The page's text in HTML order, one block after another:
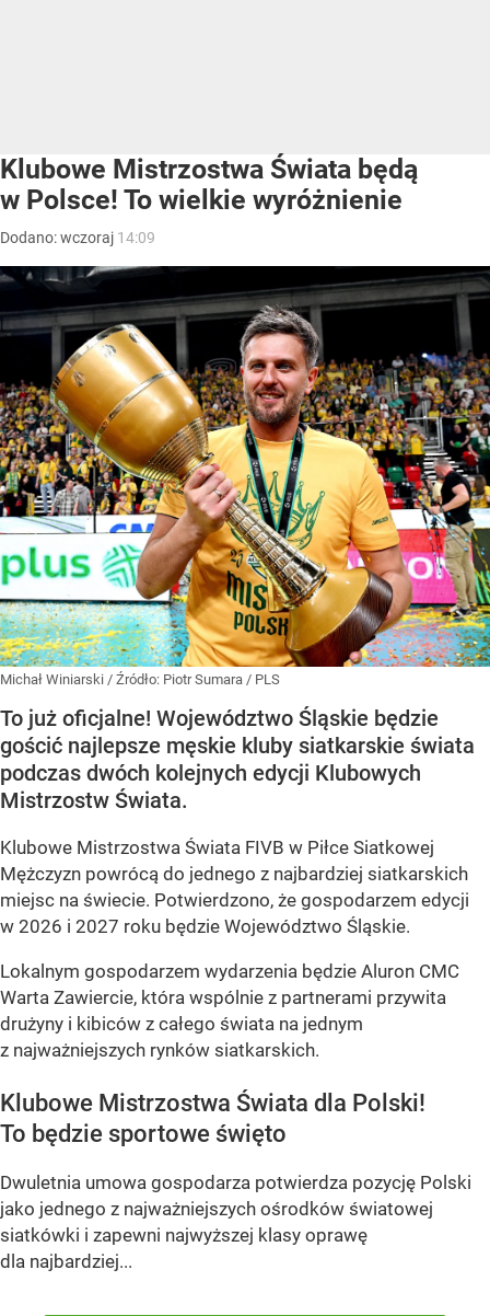
Klubowe Mistrzostwa Świata będą
w Polsce! To wielkie wyróżnienie
Dodano:wczoraj 14:09
Michał Winiarski / Źródło: Piotr Sumara / PLS
To już oficjalne! Województwo Śląskie będzie
gościć najlepsze męskie kluby siatkarskie świata
podczas dwóch kolejnych edycji Klubowych
Mistrzostw Świata.
Klubowe Mistrzostwa Świata FIVB w Piłce Siatkowej
Mężczyzn powrócą do jednego z najbardziej siatkarskich
miejsc na świecie. Potwierdzono, że gospodarzem edycji
w 2026 i 2027 roku będzie Województwo Śląskie.
Lokalnym gospodarzem wydarzenia będzie Aluron CMC
Warta Zawiercie, która wspólnie z partnerami przywita
drużyny i kibiców z całego świata na jednym
z najważniejszych rynków siatkarskich.
Klubowe Mistrzostwa Świata dla Polski!
To będzie sportowe święto
Dwuletnia umowa gospodarza potwierdza pozycję Polski
jako jednego z najważniejszych ośrodków światowej
siatkówki i zapewni najwyższej klasy oprawę
dla najbardziej...